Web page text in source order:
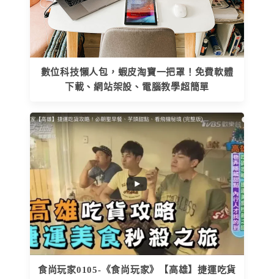
數位科技懶人包，蝦皮淘寶一把罩！免費軟體
下載、網站架設、電腦教學超簡單
食尚玩家0105-《食尚玩家》【高雄】捷運吃貨